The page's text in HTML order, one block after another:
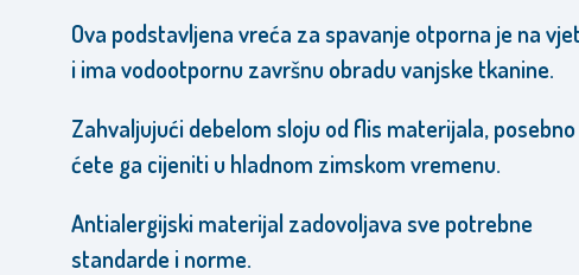
Ova podstavljena vreća za spavanje otporna je na
i ima vodootpornu završnu obradu vanjske tkanine.
Zahvaljujući debelom sloju od flis materijala, posebno
ćete ga cijeniti u hladnom zimskom vremenu.
Antialergijski materijal zadovoljava sve potrebne
standarde i norme.